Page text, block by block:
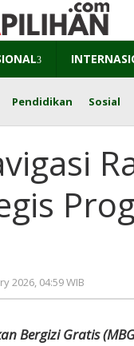
Pendidikan Sosial
2026, 04:59 WIB
Kusnadi
Bergizi Gratis